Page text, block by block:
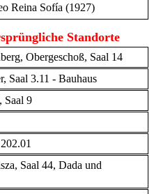
Reina Sofía (1927)
Standorte
Obergeschoß, Saal 14
Saal 3.11 - Bauhaus
Saal 9
Saal 44, Dada und